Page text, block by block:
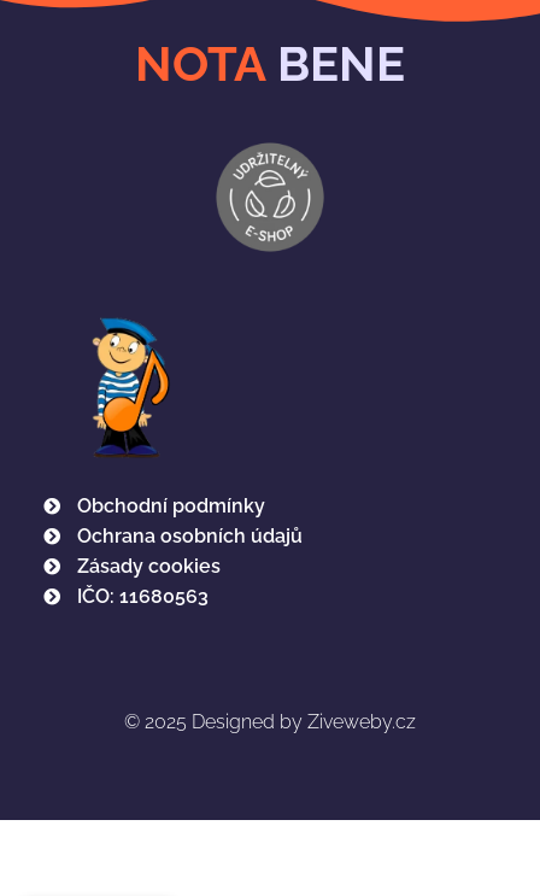
NOTA BENE
Obchodní podmínky
Ochrana osobních údajů
Zásady cookies
IČO: 11680563
© 2025 Designed by Ziveweby.cz